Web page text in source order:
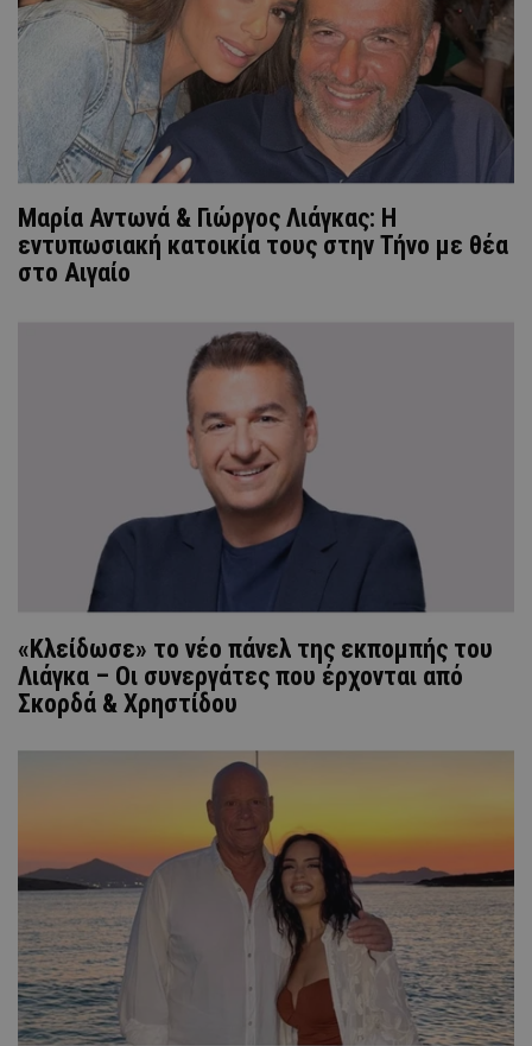
Μαρία Αντωνά & Γιώργος Λιάγκας: Η
εντυπωσιακή κατοικία τους στην Τήνο με θέα
στο Αιγαίο
«Κλείδωσε» το νέο πάνελ της εκπομπής του
Λιάγκα – Οι συνεργάτες που έρχονται από
Σκορδά & Χρηστίδου